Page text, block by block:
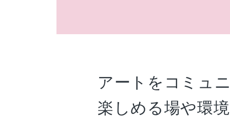
アートをコミュ
楽しめる場や環